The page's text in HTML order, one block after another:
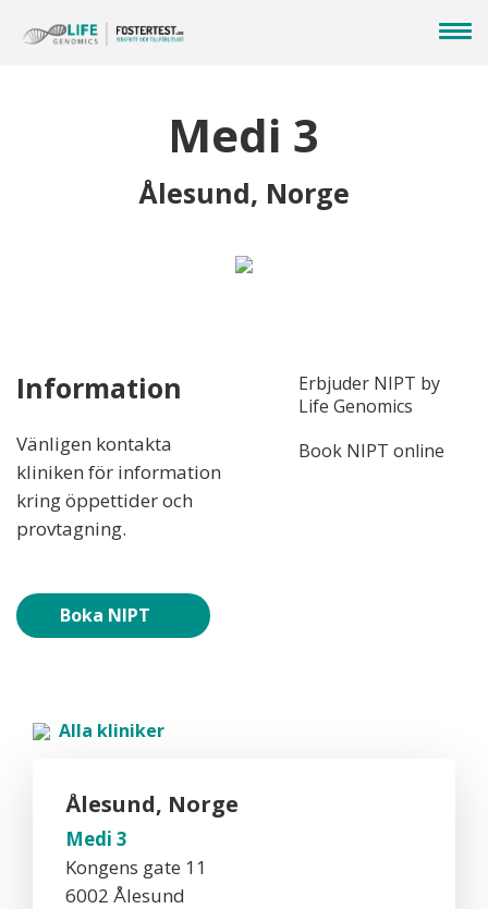
Medi 3
Ålesund, Norge
Information
Vänligen kontakta
kliniken för information
kring öppettider och
provtagning.
Boka NIPT
Erbjuder NIPT by
Life Genomics
Book NIPT online
Alla kliniker
Ålesund, Norge
Medi 3
Kongens gate 11
6002 Ålesund